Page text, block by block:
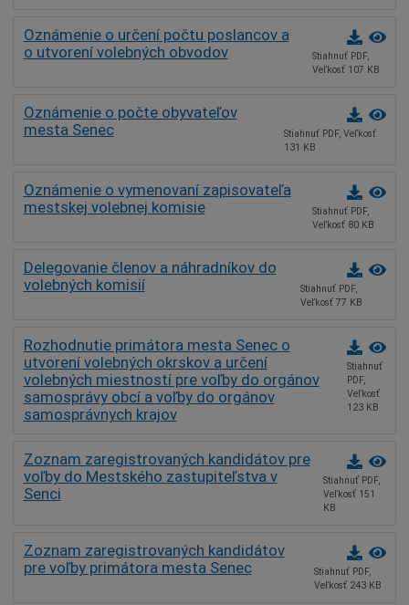
Oznámenie o určení počtu poslancov a
o utvorení volebných obvodov
Stiahnuť PDF,
Veľkosť 107 KB
Oznámenie o počte obyvateľov
mesta Senec
Stiahnuť PDF, Veľkosť
131 KB
Oznámenie o vymenovaní zapisovateľa
mestskej volebnej komisie
Stiahnuť PDF,
Veľkosť 80 KB
Delegovanie členov a náhradníkov do
volebných komisií
Stiahnuť PDF,
Veľkosť 77 KB
Rozhodnutie primátora mesta Senec o
utvorení volebných okrskov a určení
volebných miestností pre voľby do orgánov
samosprávy obcí a voľby do orgánov
samosprávnych krajov
Stiahnuť
PDF,
Veľkosť
123 KB
Zoznam zaregistrovaných kandidátov pre
voľby do Mestského zastupiteľstva v
Senci
Stiahnuť PDF,
Veľkosť 151
KB
Zoznam zaregistrovaných kandidátov
pre voľby primátora mesta Senec
Stiahnuť PDF,
Veľkosť 243 KB